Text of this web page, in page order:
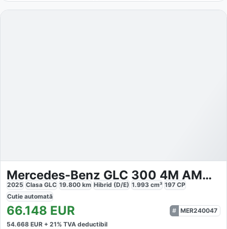
Mercedes-Benz GLC 300 4M AMG NIGHT DISTRONIC
2025 Clasa GLC 19.800 km Hibrid (D/E) 1.993 cm³ 197 CP
Cutie automată
66.148 EUR
MER240047
54.668 EUR + 21% TVA deductibil